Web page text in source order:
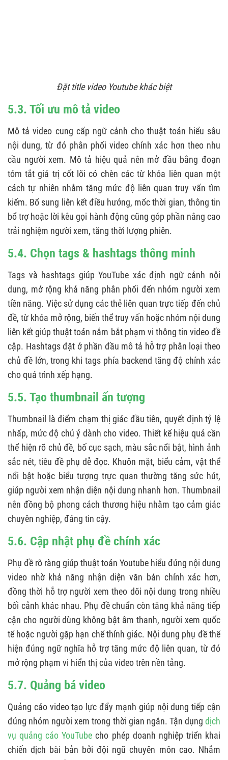
Đặt title video Youtube khác biệt
5.3. Tối ưu mô tả video
Mô tả video cung cấp ngữ cảnh cho thuật toán hiểu sâu
nội dung, từ đó phân phối video chính xác hơn theo nhu
cầu người xem. Mô tả hiệu quả nên mở đầu bằng đoạn
tóm tắt giá trị cốt lõi có chèn các từ khóa liên quan một
cách tự nhiên nhằm tăng mức độ liên quan truy vấn tìm
kiếm. Bổ sung liên kết điều hướng, mốc thời gian, thông tin
bổ trợ hoặc lời kêu gọi hành động cũng góp phần nâng cao
trải nghiệm người xem, tăng thời lượng phiên.
5.4. Chọn tags & hashtags thông minh
Tags và hashtags giúp YouTube xác định ngữ cảnh nội
dung, mở rộng khả năng phân phối đến nhóm người xem
tiền năng. Việc sử dụng các thẻ liên quan trực tiếp đến chủ
đề, từ khóa mở rộng, biến thể truy vấn hoặc nhóm nội dung
liên kết giúp thuật toán nắm bắt phạm vi thông tin video đề
cập. Hashtags đặt ở phần đầu mô tả hỗ trợ phân loại theo
chủ đề lớn, trong khi tags phía backend tăng độ chính xác
cho quá trình xếp hạng.
5.5. Tạo thumbnail ấn tượng
Thumbnail là điểm chạm thị giác đầu tiên, quyết định tỷ lệ
nhấp, mức độ chú ý dành cho video. Thiết kế hiệu quả cần
thể hiện rõ chủ đề, bố cục sạch, màu sắc nổi bật, hình ảnh
sắc nét, tiêu đề phụ dễ đọc. Khuôn mặt, biểu cảm, vật thể
nổi bật hoặc biểu tượng trực quan thường tăng sức hút,
giúp người xem nhận diện nội dung nhanh hơn. Thumbnail
nên đồng bộ phong cách thương hiệu nhằm tạo cảm giác
chuyên nghiệp, đáng tin cậy.
5.6. Cập nhật phụ đề chính xác
Phụ đề rõ ràng giúp thuật toán Youtube hiểu đúng nội dung
video nhờ khả năng nhận diện văn bản chính xác hơn,
đồng thời hỗ trợ người xem theo dõi nội dung trong nhiều
bối cảnh khác nhau. Phụ đề chuẩn còn tăng khả năng tiếp
cận cho người dùng không bật âm thanh, người xem quốc
tế hoặc người gặp hạn chế thính giác. Nội dung phụ đề thể
hiện đúng ngữ nghĩa hỗ trợ tăng mức độ liên quan, từ đó
mở rộng phạm vi hiển thị của video trên nền tảng.
5.7. Quảng bá video
Quảng cáo video tạo lực đẩy mạnh giúp nội dung tiếp cận
đúng nhóm người xem trong thời gian ngắn. Tận dụng dịch
vụ quảng cáo YouTube cho phép doanh nghiệp triển khai
chiến dịch bài bản bởi đội ngũ chuyên môn cao. Nhắm